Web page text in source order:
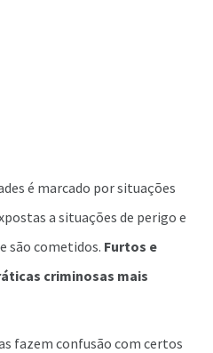
é marcado por situações
a situações de perigo e
são cometidos. Furtos e
criminosas mais
fazem confusão com certos